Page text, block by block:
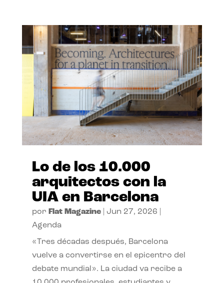
Lo de los 10.000
arquitectos con la
UIA en Barcelona
por Flat Magazine| Jun 27, 2026
Agenda
«Tres décadas después, Barcelona
vuelve a convertirse en el epicentro del
debate mundial». La ciudad va recibe a